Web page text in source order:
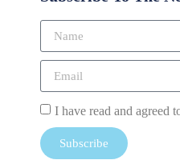
I have read and agreed
Subscribe